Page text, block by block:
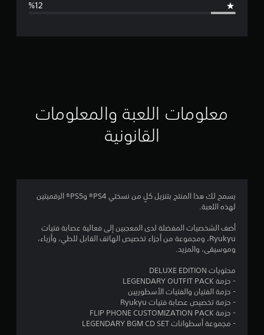
ت
ي
.
1
ن
معلومات اللعبة والمعلومات
القانونية
يسمح لك هذا المنتج بتنزيل كلٍ من نسختي PS4® وPS5® الرقميتين
لهذه اللعبة.
أضف الشخصيات المفضلة لدى المعجبين إلى فعالية عصابة فتيات
Ryukyu، ومجموعة من أجزاء تخصيص الهاتف القابل للطي، وأزياء،
وموسيقى، والمزيد.
محتويات DELUXE EDITION
- حزمة LEGENDARY OUTFIT PACK
- حزمة الفتيان والفتيات الأسطوريين
- حزمة تخصيص عصابة فتيات Ryukyu
- حزمة FLIP PHONE CUSTOMIZATION PACK
- مجموعة أسطوانات LEGENDARY BGM CD SET